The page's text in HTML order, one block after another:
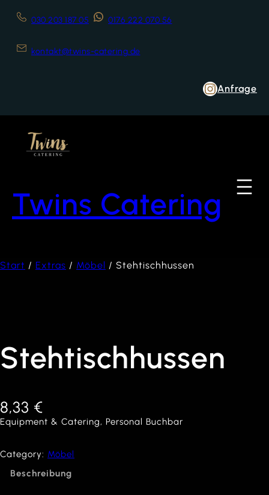
030 203 187 05 0176 222 070 56
kontakt@twins-catering.de
Anfrage
Twins Catering
Start / Extras / Möbel / Stehtischhussen
Stehtischhussen
8,33 €
Equipment & Catering, Personal Buchbar
Category: Möbel
Beschreibung